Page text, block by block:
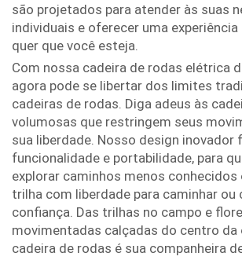
são projetados para atender às suas
individuais e oferecer uma
quer que você esteja.
Com nossa cadeira de rodas elétrica
agora pode se libertar dos limites
cadeiras de rodas. Diga adeus às
volumosas que restringem seus
sua liberdade. Nosso design inovador
funcionalidade e portabilidade, para
explorar caminhos menos conhecidos
trilha com liberdade para caminhar ou
confiança. Das trilhas no campo e
movimentadas calçadas do centro da
cadeira de rodas é sua companheira